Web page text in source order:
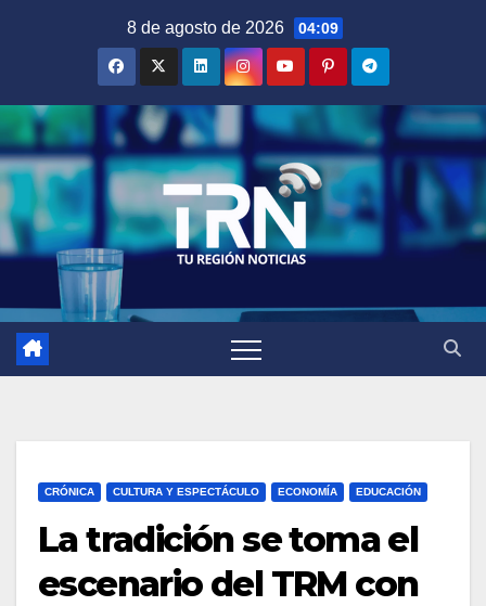
8 de agosto de 2026 04:09
CRÓNICA CULTURA Y ESPECTÁCULO ECONOMÍA EDUCACIÓN
La tradición se toma el
escenario del TRM con